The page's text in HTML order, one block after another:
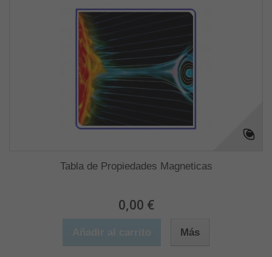
Tabla de Propiedades Magneticas
0,00 €
Más